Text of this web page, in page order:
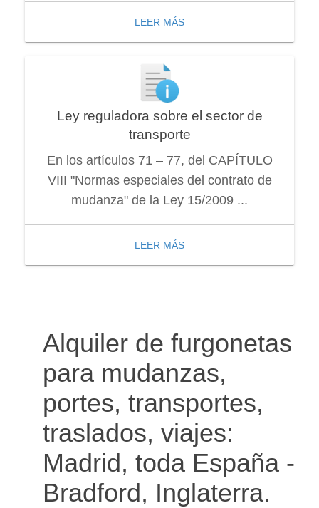
LEER MÁS
Ley reguladora sobre el sector de
transporte
En los artículos 71 – 77, del CAPÍTULO
VIII "Normas especiales del contrato de
mudanza" de la Ley 15/2009 ...
LEER MÁS
Alquiler de furgonetas
para mudanzas,
portes, transportes,
traslados, viajes:
Madrid, toda España -
Bradford, Inglaterra.